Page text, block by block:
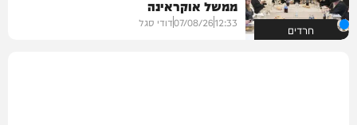
חרדים
ממשל אוקראינה
12:33
07/08/26דודי סגל